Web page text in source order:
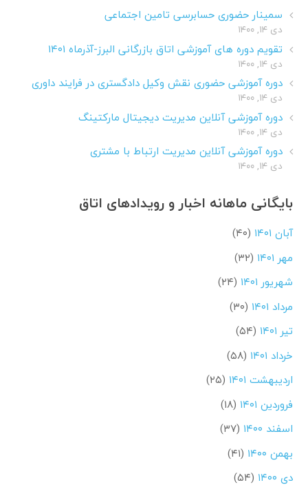
سمینار حضوری حسابرسی تامین اجتماعی
دی ۱۴, ۱۴۰۰
تقویم دوره های آموزشی اتاق بازرگانی البرز-آذرماه ۱۴۰۱
دی ۱۴, ۱۴۰۰
دوره آموزشی حضوری نقش وکیل دادگستری در فرایند داوری
دی ۱۴, ۱۴۰۰
دوره آموزشی آنلاین مدیریت دیجیتال مارکتینگ
دی ۱۴, ۱۴۰۰
دوره آموزشی آنلاین مدیریت ارتباط با مشتری
دی ۱۴, ۱۴۰۰
بایگانی ماهانه اخبار و رویدادهای اتاق
آبان ۱۴۰۱
(۴۰)
مهر ۱۴۰۱
(۳۲)
شهریور ۱۴۰۱
(۲۴)
مرداد ۱۴۰۱
(۳۰)
تیر ۱۴۰۱
(۵۴)
خرداد ۱۴۰۱
(۵۸)
اردیبهشت ۱۴۰۱
(۲۵)
فروردین ۱۴۰۱
(۱۸)
اسفند ۱۴۰۰
(۳۷)
بهمن ۱۴۰۰
(۴۱)
دی ۱۴۰۰
(۵۴)